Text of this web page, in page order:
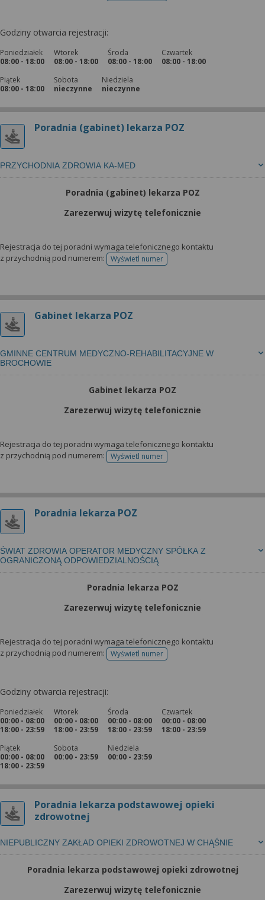
Godziny otwarcia rejestracji:
Poniedziałek
08:00 - 18:00
Wtorek
08:00 - 18:00
Środa
08:00 - 18:00
Czwartek
08:00 - 18:00
Piątek
08:00 - 18:00
Sobota
nieczynne
Niedziela
nieczynne
Poradnia (gabinet) lekarza POZ
PRZYCHODNIA ZDROWIA KA-MED
Poradnia (gabinet) lekarza POZ
Zarezerwuj wizytę telefonicznie
Rejestracja do tej poradni wymaga telefonicznego kontaktu
z przychodnią pod numerem:
Wyświetl numertelefonu do rejestracji
Gabinet lekarza POZ
GMINNE CENTRUM MEDYCZNO-REHABILITACYJNE W
BROCHOWIE
Gabinet lekarza POZ
Zarezerwuj wizytę telefonicznie
Rejestracja do tej poradni wymaga telefonicznego kontaktu
z przychodnią pod numerem:
Wyświetl numertelefonu do rejestracji
Poradnia lekarza POZ
ŚWIAT ZDROWIA OPERATOR MEDYCZNY SPÓŁKA Z
OGRANICZONĄ ODPOWIEDZIALNOŚCIĄ
Poradnia lekarza POZ
Zarezerwuj wizytę telefonicznie
Rejestracja do tej poradni wymaga telefonicznego kontaktu
z przychodnią pod numerem:
Wyświetl numertelefonu do rejestracji
Godziny otwarcia rejestracji:
Poniedziałek
00:00 - 08:00
18:00 - 23:59
Wtorek
00:00 - 08:00
18:00 - 23:59
Środa
00:00 - 08:00
18:00 - 23:59
Czwartek
00:00 - 08:00
18:00 - 23:59
Piątek
00:00 - 08:00
18:00 - 23:59
Sobota
00:00 - 23:59
Niedziela
00:00 - 23:59
Poradnia lekarza podstawowej opieki
zdrowotnej
NIEPUBLICZNY ZAKŁAD OPIEKI ZDROWOTNEJ W CHĄŚNIE
Poradnia lekarza podstawowej opieki zdrowotnej
Zarezerwuj wizytę telefonicznie